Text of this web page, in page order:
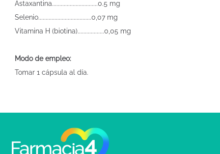
Astaxantina...............................0.5 mg
Selenio....................................0,07 mg
Vitamina H (biotina)..................0,05 mg
Modo de empleo:
Tomar 1 cápsula al día.